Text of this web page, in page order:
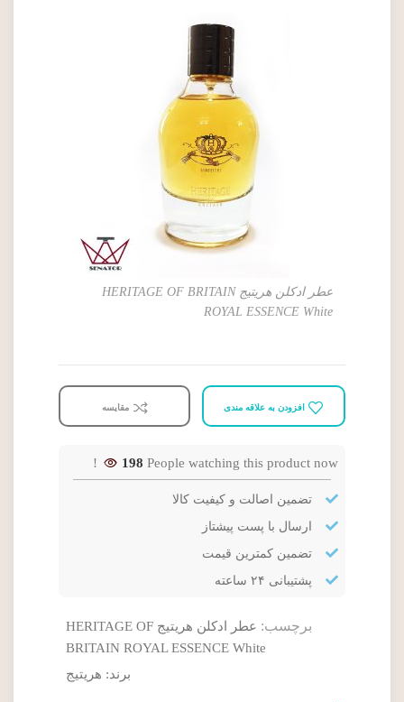
عطر ادکلن هریتیج HERITAGE OF BRITAIN
ROYAL ESSENCE White
افزودن به علاقه مندی مقایسه
198 People watching this product now!
تضمین اصالت و کیفیت کالا
ارسال با پست پیشتاز
تضمین کمترین قیمت
پشتیبانی ۲۴ ساعته
برچسب:
عطر ادکلن هریتیج HERITAGE OF
BRITAIN ROYAL ESSENCE White
برند: هریتیج